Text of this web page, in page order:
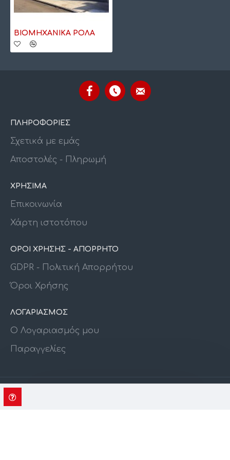
ΒΙΟΜΗΧΑΝΙΚΑ ΡΟΛΑ
ΠΛΗΡΟΦΟΡΙΕΣ
Σχετικά με εμάς
Αποστολές - Πληρωμή
ΧΡΗΣΙΜΑ
Επικοινωνία
Χάρτη ιστοτόπου
ΟΡΟΙ ΧΡΗΣΗΣ - ΑΠΟΡΡΗΤΟ
GDPR - Πολιτική Απορρήτου
Όροι Χρήσης
ΛΟΓΑΡΙΑΣΜΟΣ
Ο Λογαριασμός μου
Παραγγελίες